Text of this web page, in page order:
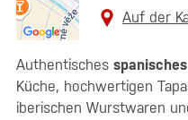
Auf der
Authentisches
Küche, hochwertigen
iberischen Wurstwaren